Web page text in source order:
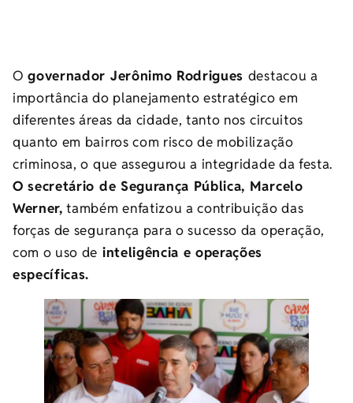
Ogovernador Jerônimo Rodrigues destacou a
importância do planejamento estratégico em
diferentes áreas da cidade, tanto nos circuitos
quanto em bairros com risco de mobilização
criminosa, o que assegurou a integridade da festa.
O secretário de Segurança Pública, Marcelo
Werner, também enfatizou a contribuição das
forças de segurança para o sucesso da operação,
com o uso de inteligência e operações
específicas.